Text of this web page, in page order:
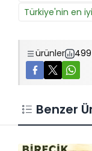
Türkiye'nin en
ürünler 499
Benzer